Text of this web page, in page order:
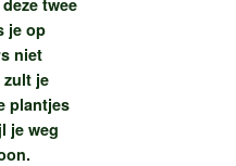
je op
niet
zult je
plantjes
je weg